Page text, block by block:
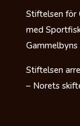
Stiftelsen för
med
Stiftelsen
– Norets